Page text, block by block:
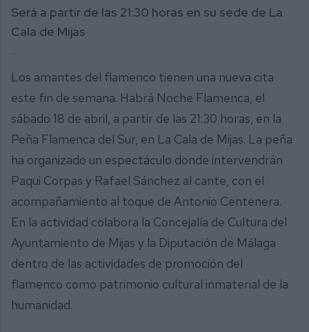
Será a partir de las 21:30 horas en su sede de La
Cala de Mijas
Los amantes del flamenco tienen una nueva cita
este fin de semana. Habrá Noche Flamenca, el
sábado 18 de abril, a partir de las 21:30 horas, en la
Peña Flamenca del Sur, en La Cala de Mijas. La peña
ha organizado un espectáculo donde intervendrán
Paqui Corpas y Rafael Sánchez al cante, con el
acompañamiento al toque de Antonio Centenera.
En la actividad colabora la Concejalía de Cultura del
Ayuntamiento de Mijas y la Diputación de Málaga
dentro de las actividades de promoción del
flamenco como patrimonio cultural inmaterial de la
humanidad.